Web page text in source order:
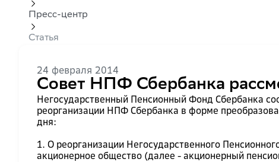
Пресс-центр
Статья
24 февраля 2014
Совет НПФ Сбербанка
Негосударственный Пенсионный Фонд Сбербанка
реорганизации НПФ Сбербанка в форме
дня:
1. О реорганизации Негосударственного
акционерное общество (далее - акционерный